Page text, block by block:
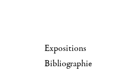
Expositions
Bibliographie